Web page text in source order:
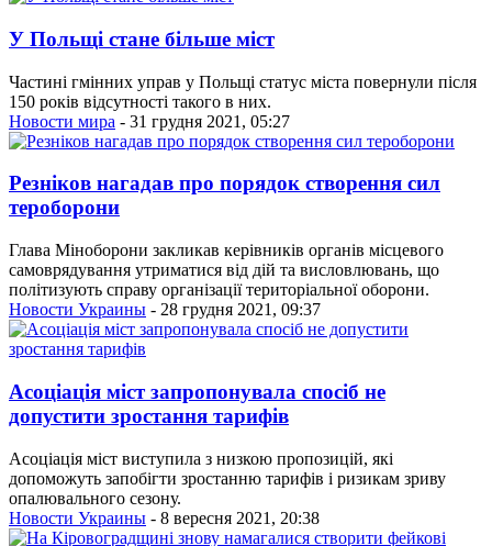
У Польщі стане більше міст
Частині гмінних управ у Польщі статус міста повернули після
150 років відсутності такого в них.
Новости мира - 31 грудня 2021, 05:27
Резніков нагадав про порядок створення сил
тероборони
Глава Міноборони закликав керівників органів місцевого
самоврядування утриматися від дій та висловлювань, що
політизують справу організації територіальної оборони.
Новости Украины - 28 грудня 2021, 09:37
Асоціація міст запропонувала спосіб не
допустити зростання тарифів
Асоціація міст виступила з низкою пропозицій, які
допоможуть запобігти зростанню тарифів і ризикам зриву
опалювального сезону.
Новости Украины - 8 вересня 2021, 20:38